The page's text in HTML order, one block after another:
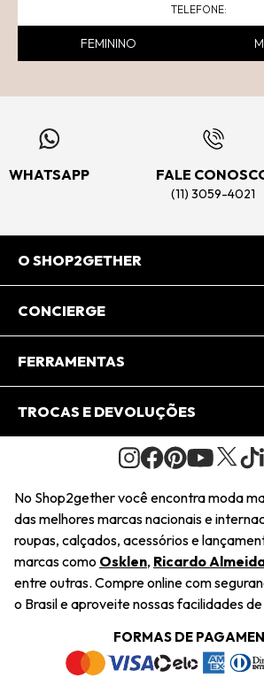
FEMININO
WHATSAPP FALE
(11) 3059-4021
O SHOP2GETHER
Sobre Nós
Journal
Saiu na Mídia
Sustentabilidade
Navegando
Termos e Condições
CONCIERGE
Central de Relacionamento
Regulamento e Promoções
FERRAMENTAS
Minha Conta
Pedido de Presente
Wishlist
TROCAS E DEVOLUÇÕES
Condições Gerais
Troca Fácil
Restituição de Pagamento
Dúvidas Frequentes
Termos e Condições
Política de Privacidade
No Shop2gether você encontra moda
das melhores marcas nacionais e
roupas, calçados, acessórios e
marcas como Osklen, Ricardo
entre outras. Compre online com
o Brasil e aproveite nossas facilidades
FORMAS DE